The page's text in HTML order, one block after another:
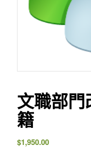
文職部
籍
$1,950.00